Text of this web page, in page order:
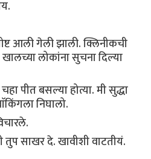
आली गेली झाली. क्लिनीकची
लोकांना सुचना दिल्या
पीत बसल्या होत्या. मी सुद्धा
निघालो.
साखर दे. खावीशी वाटतीयं.